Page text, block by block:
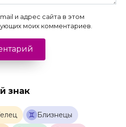
и адрес сайта в этом
моих комментариев.
знак
Близнецы